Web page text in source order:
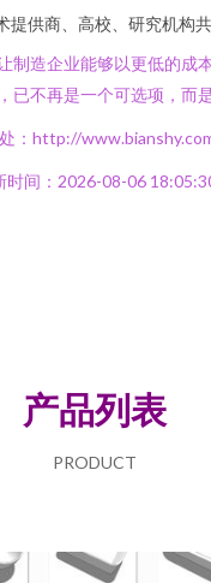
供商、高校、研究机构共
造企业能够以更低的
不再是一个可选项，而
：http://
时间：2026-08-06
产品列表
PRODUCT